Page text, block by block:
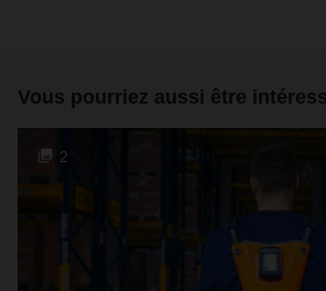
Vous pourriez aussi être
2